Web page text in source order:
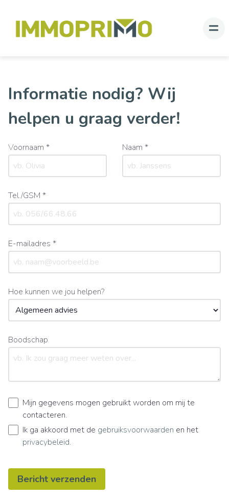
Informatie nodig? Wij
helpen u graag verder!
Voornaam * Naam *
Tel./GSM *
E-mailadres *
Hoe kunnen we jou helpen?
Boodschap
Mijn gegevens mogen gebruikt worden om mij te
contacteren.
Ik ga akkoord met de gebruiksvoorwaarden en het
privacybeleid.
Bericht verzenden